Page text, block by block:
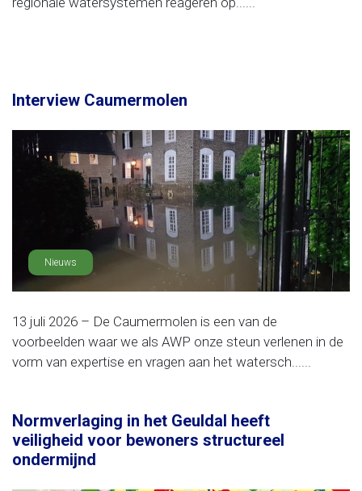
Interview Caumermolen
Nieuws
13 juli 2026 – De Caumermolen is een van de
voorbeelden waar we als AWP onze steun verlenen in de
vorm van expertise en vragen aan het watersch......
Normverlaging in het Geuldal heeft
veiligheid voor bewoners structureel
ondermijnd